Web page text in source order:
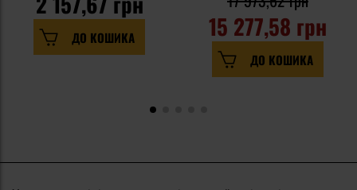
ДО КОШИКА 15 277,58 грн
ДО КОШИКА